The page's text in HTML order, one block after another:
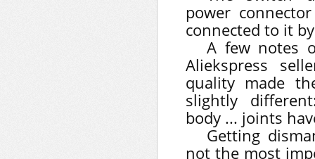
power
connected to it
A few notes
Aliekspress
quality made
slightly
body ... joints
Getting
not the most